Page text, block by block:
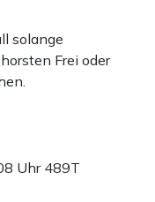
solange
Frei oder
Uhr 489T